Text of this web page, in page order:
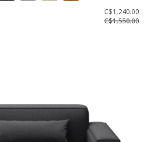
C$1,240.00
C$1,550.00